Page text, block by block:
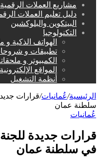
مشاريع العملات الرقمية
دليل تعليم العملات
البيتكوين والبلوكشين
التكنولوجيا
الهواتف الذكية و
تطبيقات و
الكمبيوتر و
المواقع
أنظمة التشغيل
الرئيسية/عُمانيات/قرارات
سلطنة عمان
عُمانيات
قرارات جديدة للجنة
في سلطنة عمان